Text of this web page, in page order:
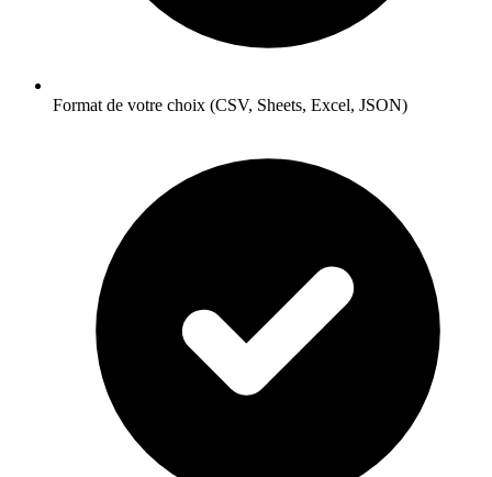
Format de votre choix (CSV, Sheets, Excel, JSON)